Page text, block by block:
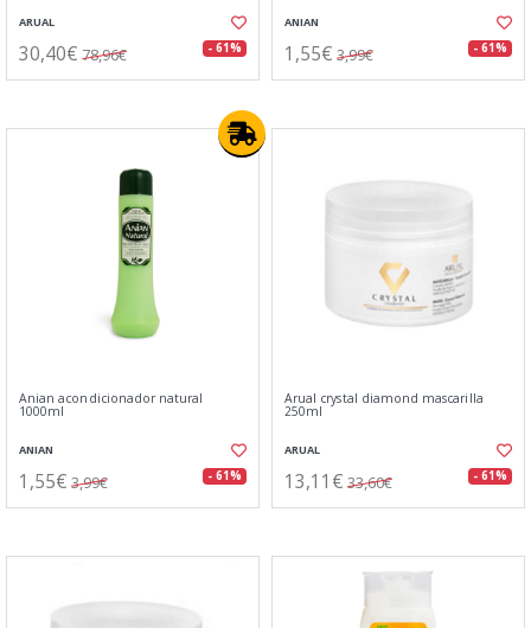
ARUAL
30,40€ 78,96€ - 61%
ANIAN
1,55€ 3,99€ - 61%
Anian acondicionador natural
1000ml
ANIAN
1,55€ 3,99€ - 61%
Arual crystal diamond mascarilla
250ml
ARUAL
13,11€ 33,60€ - 61%